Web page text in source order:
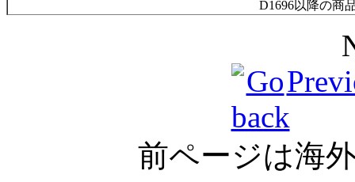
D1696以降の
前ページは海